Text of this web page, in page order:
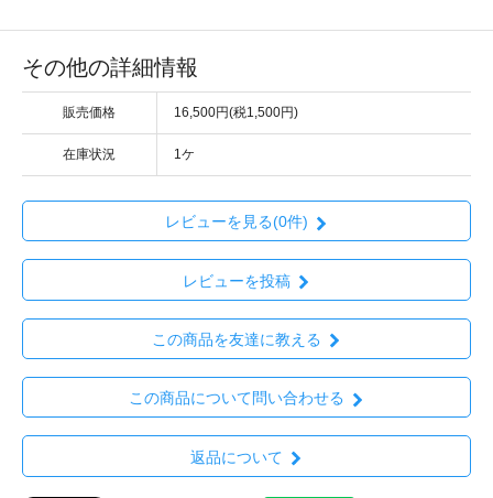
その他の詳細情報
販売価格 16,500円(税1,500円)
在庫状況 1ケ
レビューを見る(0件)
レビューを投稿
この商品を友達に教える
この商品について問い合わせる
返品について